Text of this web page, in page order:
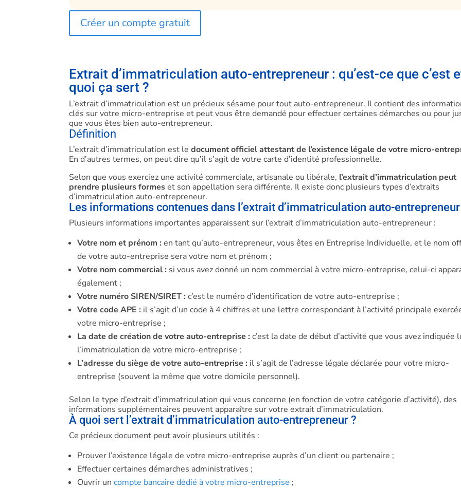
Créer un compte gratuit
Extrait d’immatriculation auto-entrepreneur : qu’est-ce que c’est
quoi ça sert ?
L’extrait d’immatriculation est un précieux sésame pour tout auto-entrepreneur. Il contient des
clés sur votre micro-entreprise et peut vous être demandé pour effectuer certaines démarches ou pour
que vous êtes bien auto-entrepreneur.
Définition
L’extrait d’immatriculation est ledocument officiel attestant de l’existence légale de votre micro-
En d’autres termes, on peut dire qu’il s’agit de votre carte d’identité professionnelle.
Selon que vous exerciez une activité commerciale, artisanale ou libérale, l’extrait d’immatriculation peut
prendre plusieurs formeset son appellation sera différente. Il existe donc plusieurs types d’extraits
d’immatriculation auto-entrepreneur.
Les informations contenues dans l’extrait d’immatriculation auto-entrepreneur
Plusieurs informations importantes apparaissent sur l’extrait d’immatriculation auto-entrepreneur :
Votre nom et prénom : en tant qu’auto-entrepreneur, vous êtes en Entreprise Individuelle, et le nom
de votre auto-entreprise sera votre nom et prénom ;
Votre nom commercial : si vous avez donné un nom commercial à votre micro-entreprise, celui-ci
également ;
Votre numéro SIREN/SIRET : c’est le numéro d’identification de votre auto-entreprise ;
Votre code APE : il s’agit d’un code à 4 chiffres et une lettre correspondant à l’activité principale
votre micro-entreprise ;
La date de création de votre auto-entreprise : c’est la date de début d’activité que vous avez indiquée
l’immatriculation de votre micro-entreprise ;
L’adresse du siège de votre auto-entreprise : il s’agit de l’adresse légale déclarée pour votre micro-
entreprise (souvent la même que votre domicile personnel).
Selon le type d’extrait d’immatriculation qui vous concerne (en fonction de votre catégorie d’activité), des
informations supplémentaires peuvent apparaître sur votre extrait d’immatriculation.
À quoi sert l’extrait d’immatriculation auto-entrepreneur ?
Ce précieux document peut avoir plusieurs utilités :
Prouver l’existence légale de votre micro-entreprise auprès d’un client ou partenaire ;
Effectuer certaines démarches administratives ;
Ouvrir uncompte bancaire dédié à votre micro-entreprise ;